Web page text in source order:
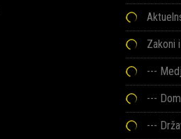
Zakoni
---
---
---